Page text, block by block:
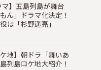
マ】五島列島が舞台
もん」ドラマ化決定！
は「杉野遥亮」
ケ地】朝ドラ「舞いあ
列島ロケ地大紹介！